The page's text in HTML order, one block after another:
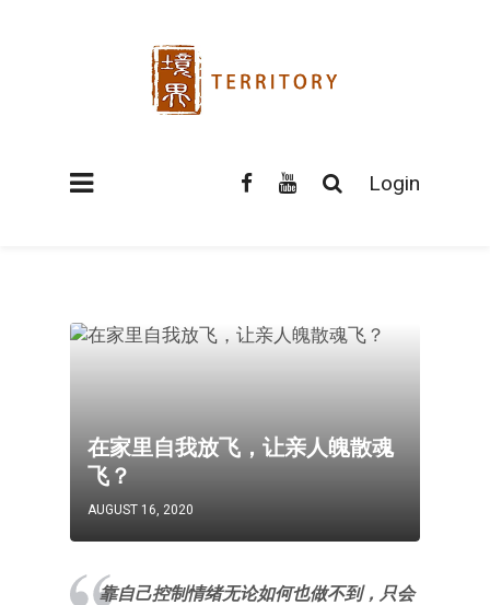
Login
在家里自我放飞，让亲人魄散魂
飞？
AUGUST 16, 2020
靠自己控制情绪无论如何也做不到，只会